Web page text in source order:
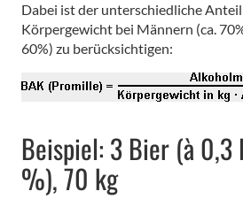
Dabei ist der unterschiedliche
Körpergewicht bei Männern (ca.
60%) zu berücksichtigen:
Beispiel: 3 Bier (à 0,3
%), 70 kg